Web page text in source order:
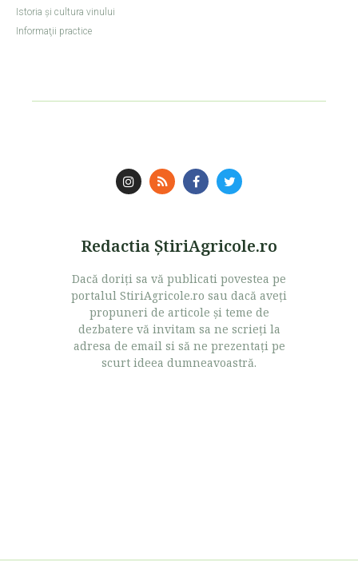
Istoria şi cultura vinului
Informaţii practice
Redactia ŞtiriAgricole.ro
Dacă doriţi sa vă publicati povestea pe
portalul StiriAgricole.ro sau dacă aveţi
propuneri de articole şi teme de
dezbatere vă invitam sa ne scrieţi la
adresa de email si să ne prezentaţi pe
scurt ideea dumneavoastră.